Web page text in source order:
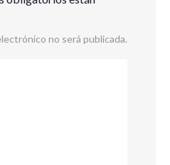
no será publicada.